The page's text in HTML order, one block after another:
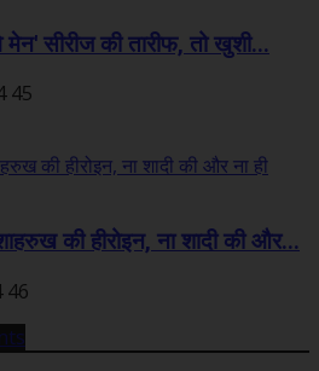
सीरीज की तारीफ, तो खुशी...
45
की हीरोइन, ना शादी की और...
46